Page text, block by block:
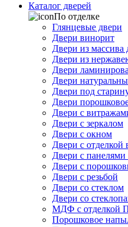
Каталог дверей
По отделке
Глянцевые двери
Двери винорит
Двери из массива
Двери из
Двери
Двери
Двери под
Двери
Двери с
Двери с зеркалом
Двери с окном
Двери с отделкой
Двери с
Двери с
Двери с резьбой
Двери со стеклом
Двери со
МДФ с отделкой
Порошковое